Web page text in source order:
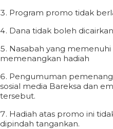
Program promo tidak
Dana tidak boleh
Nasabah yang
memenangkan hadiah
Pengumuman
sosial media Bareksa dan
tersebut.
Hadiah atas promo ini
dipindah tangankan.